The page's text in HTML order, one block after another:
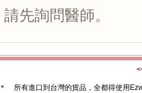
請先詢問醫師。
＊
所有進口到台灣的貨品，全都得使用